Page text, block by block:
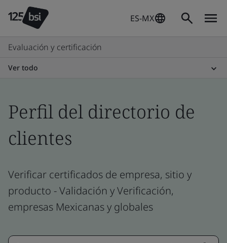
ES-MX
Evaluación y certificación
Ver todo
Perfil del directorio de
clientes
Verificar certificados de empresa, sitio y
producto - Validación y Verificación,
empresas Mexicanas y globales